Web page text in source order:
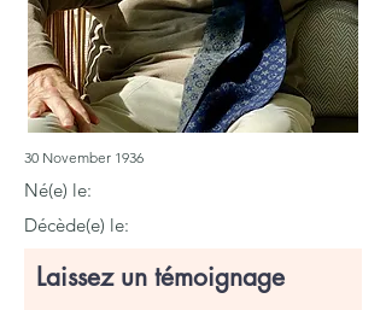
30 November 1936
Né(e) le:
Décède(e) le:
Laissez un témoignage